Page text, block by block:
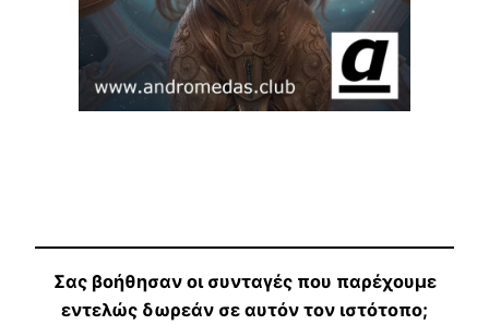
Σας βοήθησαν οι συνταγές που παρέχουμε
εντελώς δωρεάν σε αυτόν τον ιστότοπο;